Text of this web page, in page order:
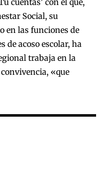
Social, su
en las funciones de
de acoso escolar, ha
trabaja en la
«que